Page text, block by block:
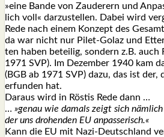
»eine Ban­de von Zau­de­rern und
lich voll« dar­zu­stel­len. Dabei wird
Rede nach einem Kon­zept des
da war nicht nur Pilet-Golaz und
ten haben betei­lig, son­dern z.B. auch
1971 SVP). Im Dezem­ber 1940 kam
(BGB ab 1971 SVP) dazu, das ist der,
erfun­den hat.
Dar­aus wird in Rös­tis Rede dann …
… »genau wie damals zeigt sich
der uns dro­hen­den EU anpas­se­risch.«
Kann die EU mit Nazi-Deutsch­land